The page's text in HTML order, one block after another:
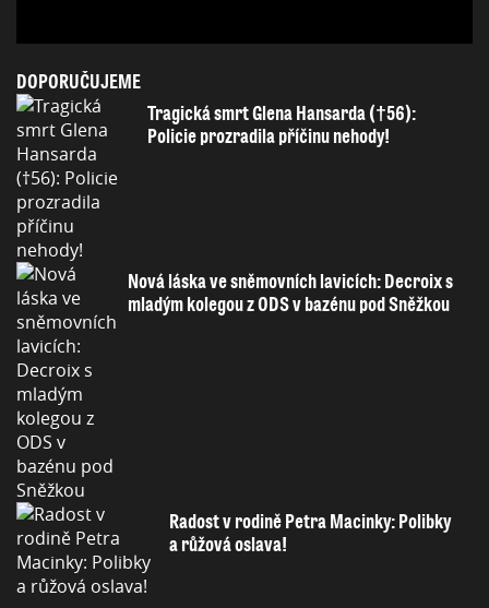
DOPORUČUJEME
Tragická smrt Glena Hansarda (†56):
Policie prozradila příčinu nehody!
Nová láska ve sněmovních lavicích: Decroix s
mladým kolegou z ODS v bazénu pod Sněžkou
Radost v rodině Petra Macinky: Polibky
a růžová oslava!